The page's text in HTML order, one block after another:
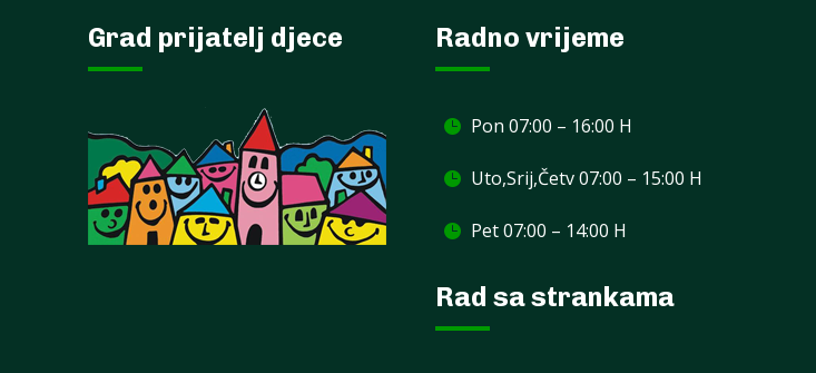
Grad prijatelj djece Radno vrijeme
Pon 07:00 – 16:00 H
Uto,Srij,Četv 07:00 – 15:00 H
Pet 07:00 – 14:00 H
Rad sa strankama